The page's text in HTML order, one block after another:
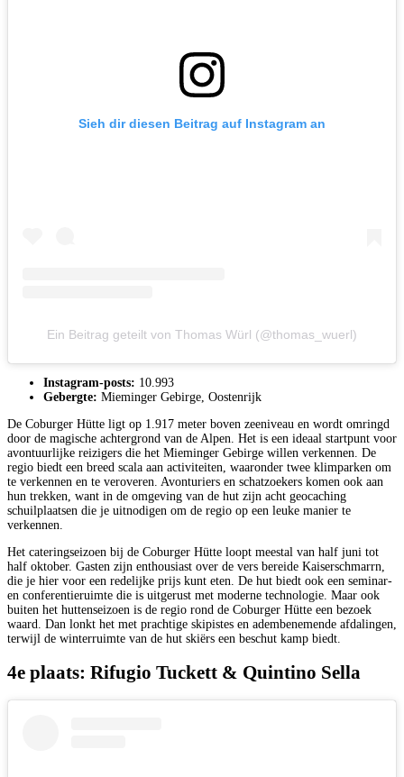
Sieh dir diesen Beitrag auf Instagram an
Ein Beitrag geteilt von Thomas Würl (@thomas_wuerl)
Instagram-posts: 10.993
Gebergte: Mieminger Gebirge, Oostenrijk
De Coburger Hütte ligt op 1.917 meter boven zeeniveau en wordt omringd
door de magische achtergrond van de Alpen. Het is een ideaal startpunt voor
avontuurlijke reizigers die het Mieminger Gebirge willen verkennen. De
regio biedt een breed scala aan activiteiten, waaronder twee klimparken om
te verkennen en te veroveren. Avonturiers en schatzoekers komen ook aan
hun trekken, want in de omgeving van de hut zijn acht geocaching
schuilplaatsen die je uitnodigen om de regio op een leuke manier te
verkennen.
Het cateringseizoen bij de Coburger Hütte loopt meestal van half juni tot
half oktober. Gasten zijn enthousiast over de vers bereide Kaiserschmarrn,
die je hier voor een redelijke prijs kunt eten. De hut biedt ook een seminar-
en conferentieruimte die is uitgerust met moderne technologie. Maar ook
buiten het huttenseizoen is de regio rond de Coburger Hütte een bezoek
waard. Dan lonkt het met prachtige skipistes en adembenemende afdalingen,
terwijl de winterruimte van de hut skiërs een beschut kamp biedt.
4e plaats: Rifugio Tuckett & Quintino Sella